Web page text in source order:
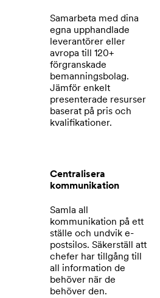
Samarbeta med dina
egna upphandlade
leverantörer eller
avropa till 120+
förgranskade
bemanningsbolag.
Jämför enkelt
presenterade resurser
baserat på pris och
kvalifikationer.
Centralisera
kommunikation
Samla all
kommunikation på ett
ställe och undvik e-
postsilos. Säkerställ att
chefer har tillgång till
all information de
behöver när de
behöver den.